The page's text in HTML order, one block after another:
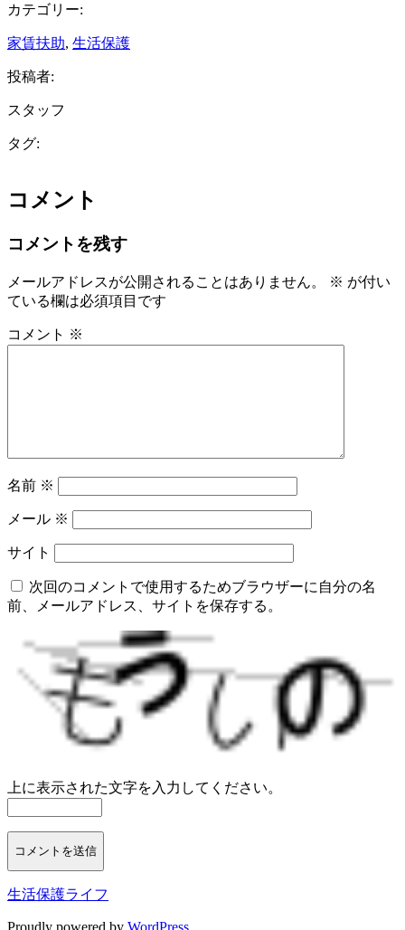
カテゴリー:
家賃扶助, 生活保護
投稿者:
スタッフ
タグ:
コメント
コメントを残す
メールアドレスが公開されることはありません。 ※ が付い
ている欄は必須項目です
コメント ※
名前 ※
メール ※
サイト
次回のコメントで使用するためブラウザーに自分の名
前、メールアドレス、サイトを保存する。
上に表示された文字を入力してください。
生活保護ライフ
Proudly powered by WordPress